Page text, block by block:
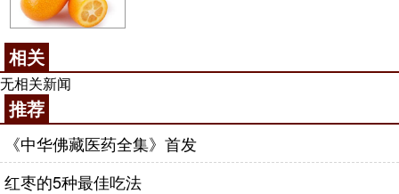
相关
无相关新闻
推荐
《中华佛藏医药全集》首发
红枣的5种最佳吃法